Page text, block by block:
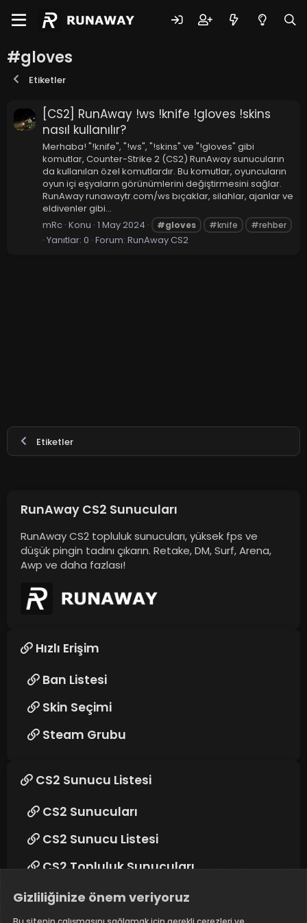
#gloves
Etiketler
[CS2] RunAway !ws !knife !gloves !skins
nasıl kullanılır?
Merhaba! "!knife", "!ws", "!skins" ve "!gloves" gibi
komutlar, Counter-Strike 2 (CS2) RunAway sunucuların
da kullanılan özel komutlardır. Bu komutlar, oyuncuların
oyun içi eşyaların görünümlerini değiştirmesini sağlar.
RunAway runawaytr.com/ws bıçaklar, silahlar, ajanlar ve
eldivenler gibi...
mRc Konu 1 May 2024 #gloves #knife #rehber
Yanıtlar: 0 Forum: RunAway CS2
Etiketler
RunAway CS2 Sunucuları
RunAway CS2 topluluk sunucuları, yüksek fps ve
düşük pingin tadını çıkarın. Retake, DM, Surf, Arena,
Awp ve daha fazlası!
Hızlı Erişim
Ban Listesi
Skin Seçimi
Steam Grubu
CS2 Sunucu Listesi
CS2 Sunucuları
CS2 Sunucu Listesi
CS2 Topluluk Sunucuları
Gizliliğinize önem veriyoruz